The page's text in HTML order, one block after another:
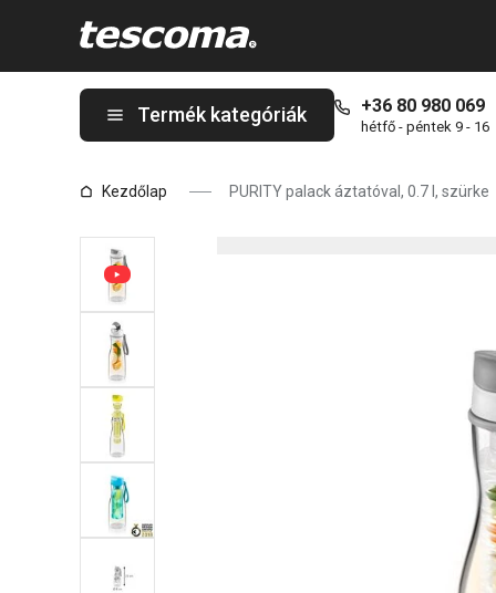
Termék kategóriák +36 80 980 069
hétfő - péntek 9 - 16
Kezdőlap PURITY palack áztatóval, 0.7 l, szürke